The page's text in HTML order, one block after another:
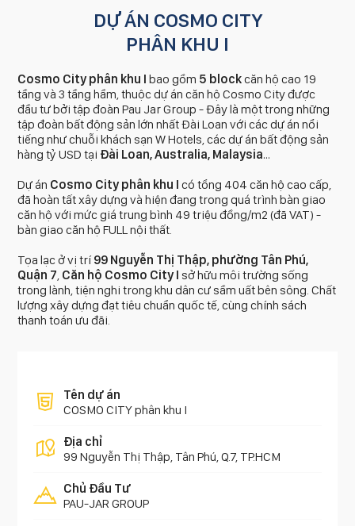
DỰ ÁN COSMO CITY
PHÂN KHU I
Cosmo City phân khu Ibao gồm 5 blockcăn hộ cao 19
tầng và 3 tầng hầm, thuộc dự án căn hộ Cosmo City được
đầu tư bởi tập đoàn Pau Jar Group - Đây là một trong những
tập đoàn bất động sản lớn nhất Đài Loan với các dự án nổi
tiếng như chuỗi khách sạn W Hotels, các dự án bất động sản
hàng tỷ USD tại Đài Loan, Australia, Malaysia…
Dự án Cosmo City phân khu I có tổng 404 căn hộ cao cấp,
đã hoàn tất xây dựng và hiện đang trong quá trình bàn giao
căn hộ với mức giá trung bình 49 triệu đồng/m2 (đã VAT) -
bàn giao căn hộ FULL nội thất.
Tọa lạc ở vị trí 99 Nguyễn Thị Thập, phường Tân Phú,
Quận 7 Căn hộ Cosmo City I sở hữu môi trường sống
trong lành, tiện nghi trong khu dân cư sầm uất bên sông. Chất
lượng xây dựng đạt tiêu chuẩn quốc tế, cùng chính sách
thanh toán ưu đãi.
Tên dự án
COSMO CITY phân khu I
Địa chỉ
99 Nguyễn Thị Thập, Tân Phú, Q.7, TP.HCM
Chủ Đầu Tư
PAU-JAR GROUP